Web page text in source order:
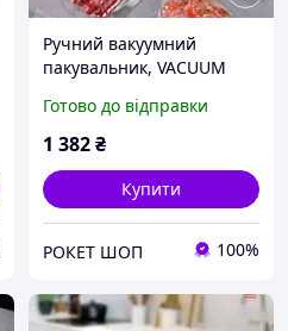
Ручний вакуумний
пакувальник, VACUUM
Вакууматор pro,
Вакууматор різаком
Готово до відправки
1 382₴
Купити
РОКЕТ ШОП 100%